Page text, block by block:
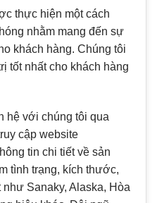
thực hiện một cách
nhằm mang đến sự
khách hàng. Chúng tôi
tốt nhất cho khách hàng
hệ với chúng tôi qua
cập website
tin chi tiết về sản
tình trạng, kích thước,
Sanaky, Alaska, Hòa